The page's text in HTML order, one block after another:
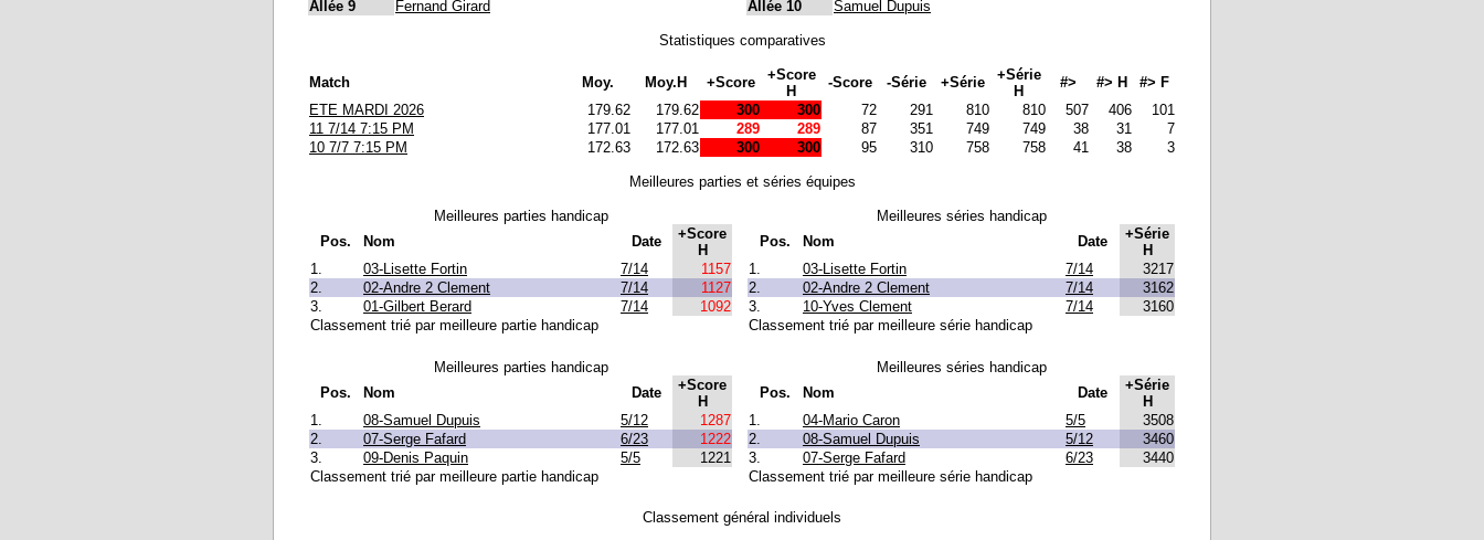
Allée 9
Fernand Girard Allée 10 Samuel Dupuis
Statistiques comparatives
Match Moy. Moy.H +Score
+Score
H
-Score -Série +Série
+Série
H
#> #> H
#> F
ETE MARDI 2026
179.62 179.62 300 300 72 291 810 810 507 406
101
11 7/14 7:15 PM
177.01 177.01 289 289 87 351 749 749 38 31
7
10 7/7 7:15 PM
172.63 172.63 300 300 95 310 758 758 41 38 3
Meilleures parties et séries équipes
Meilleures parties handicap
Pos.
Nom Date
+Score
H
1.
03-Lisette Fortin 7/14
1157
2.
02-Andre 2 Clement 7/14
1127
3.
01-Gilbert Berard 7/14
1092
Classement trié par meilleure partie handicap
Meilleures séries handicap
Pos.
Nom Date
+Série
H
1.
03-Lisette Fortin 7/14
3217
2.
02-Andre 2 Clement 7/14
3162
3.
10-Yves Clement 7/14
3160
Classement trié par meilleure série handicap
Meilleures parties handicap
Pos.
Nom Date
+Score
H
1.
08-Samuel Dupuis 5/12
1287
2.
07-Serge Fafard 6/23
1222
3.
09-Denis Paquin 5/5
1221
Classement trié par meilleure partie handicap
Meilleures séries handicap
Pos.
Nom Date
+Série
H
1.
04-Mario Caron 5/5
3508
2.
08-Samuel Dupuis 5/12
3460
3.
07-Serge Fafard 6/23
3440
Classement trié par meilleure série handicap
Classement général individuels